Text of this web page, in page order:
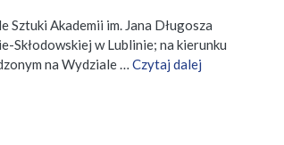
Akademii im. Jana Długosza
Skłodowskiej w Lublinie; na kierunku
na Wydziale … Czytaj dalej